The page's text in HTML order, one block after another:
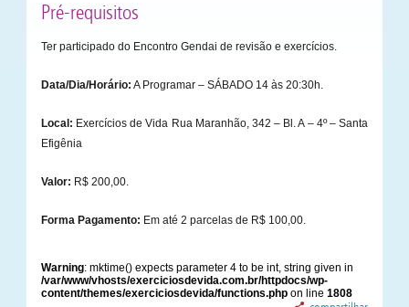
Pré-requisitos
Ter participado do Encontro Gendai de revisão e exercícios.
Data/Dia/Horário: A Programar – SÁBADO 14 às 20:30h.
Local: Exercícios de Vida Rua Maranhão, 342 – Bl. A – 4º – Santa
Efigênia
Valor: R$ 200,00.
Forma Pagamento: Em até 2 parcelas de R$ 100,00.
Warning: mktime() expects parameter 4 to be int, string given in
/var/www/vhosts/exerciciosdevida.com.br/httpdocs/wp-
content/themes/exerciciosdevida/functions.phpon line 1808